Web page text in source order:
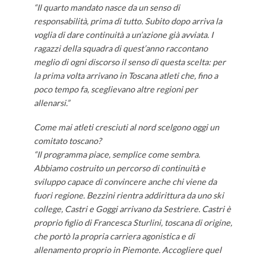
“Il quarto mandato nasce da un senso di
responsabilità, prima di tutto. Subito dopo arriva la
voglia di dare continuità a un’azione già avviata. I
ragazzi della squadra di quest’anno raccontano
meglio di ogni discorso il senso di questa scelta: per
la prima volta arrivano in Toscana atleti che, fino a
poco tempo fa, sceglievano altre regioni per
allenarsi.”
Come mai atleti cresciuti al nord scelgono oggi un
comitato toscano?
“Il programma piace, semplice come sembra.
Abbiamo costruito un percorso di continuità e
sviluppo capace di convincere anche chi viene da
fuori regione. Bezzini rientra addirittura da uno ski
college, Castri e Goggi arrivano da Sestriere. Castri è
proprio figlio di Francesca Sturlini, toscana di origine,
che portò la propria carriera agonistica e di
allenamento proprio in Piemonte. Accogliere quel